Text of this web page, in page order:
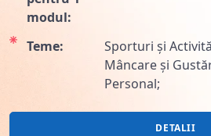
modul:
Teme:
Sporturi și
Mâncare și
Personal;
DETALII